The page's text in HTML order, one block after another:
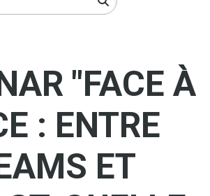
"FACE À
: ENTRE
ET